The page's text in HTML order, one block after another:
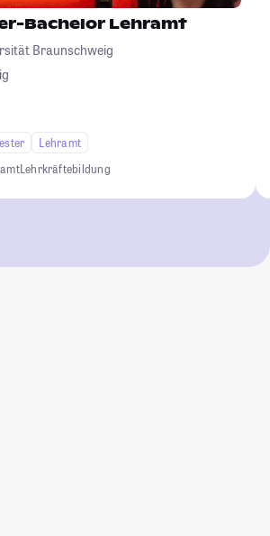
Bachelor Lehramt
Braunschweig
Lehramt
Lehrkräftebildung